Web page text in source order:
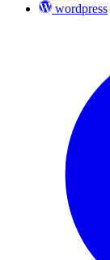
wordpress